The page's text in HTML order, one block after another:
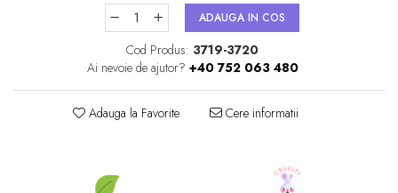
ADAUGA IN COS
Cod Produs: 3719-3720
Ai nevoie de ajutor? +40 752 063 480
Adauga la Favorite Cere informatii